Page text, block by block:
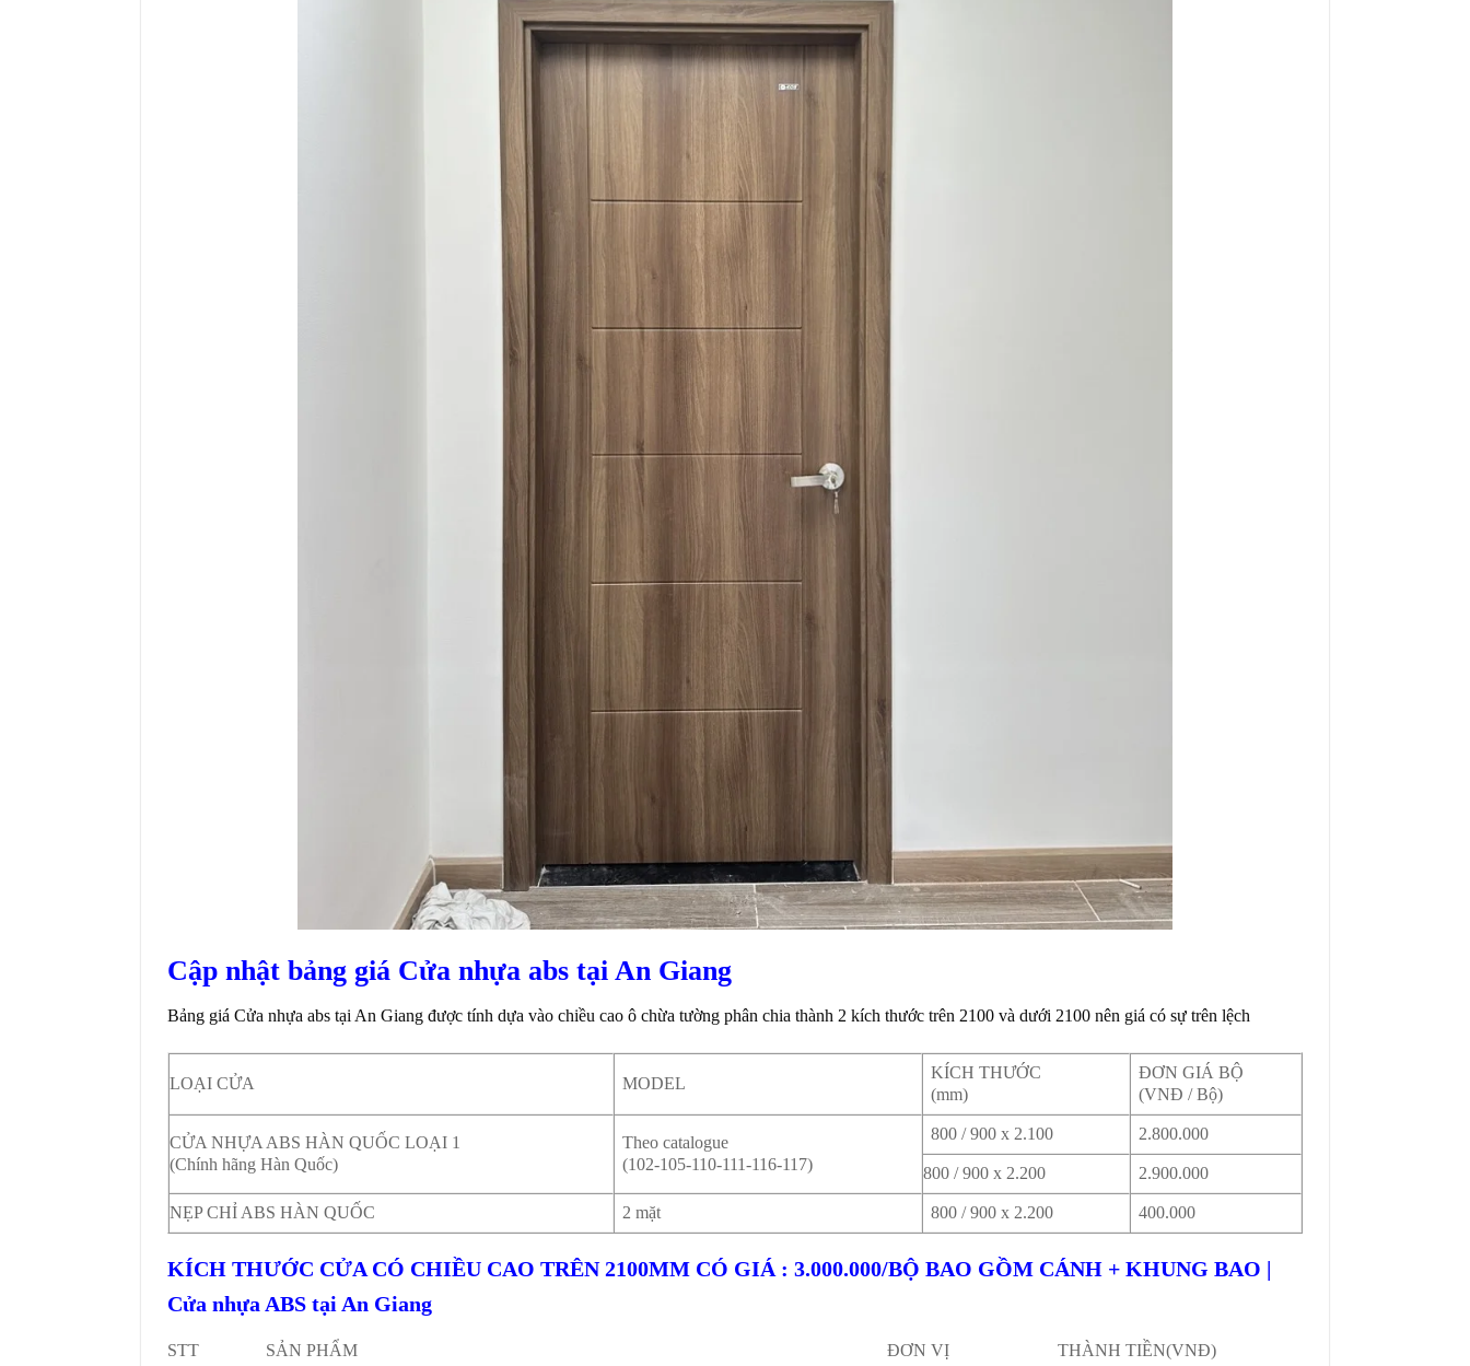
Cập nhật bảng giá Cửa nhựa abs tại An Giang
Bảng giá Cửa nhựa abs tại An Giangđược tính dựa vào chiều cao ô chừa tường phân chia thành 2 kích thước trên 2100 và dưới 2100 nên giá có sự trên lệch
LOẠI CỬA MODEL
KÍCH THƯỚC
(mm)
ĐƠN GIÁ BỘ
(VNĐ / Bộ)
CỬA NHỰA ABS HÀN QUỐC LOẠI 1
(Chính hãng Hàn Quốc)
Theo catalogue
(102-105-110-111-116-117)
800 / 900 x 2.100 2.800.000
800 / 900 x 2.200 2.900.000
NẸP CHỈ ABS HÀN QUỐC 2 mặt 800 / 900 x 2.200 400.000
KÍCH THƯỚC CỬA CÓ CHIỀU CAO TRÊN 2100MM CÓ GIÁ : 3.000.000/BỘ BAO GỒM CÁNH + KHUNG BAO |
Cửa nhựa ABS tại An Giang
STT SẢN PHẨM ĐƠN VỊ THÀNH TIỀN(VNĐ)